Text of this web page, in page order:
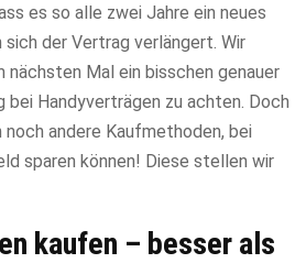
es so alle zwei Jahre ein neues
der Vertrag verlängert. Wir
Mal ein bisschen genauer
Handyverträgen zu achten. Doch
andere Kaufmethoden, bei
sparen können! Diese stellen wir
kaufen – besser als